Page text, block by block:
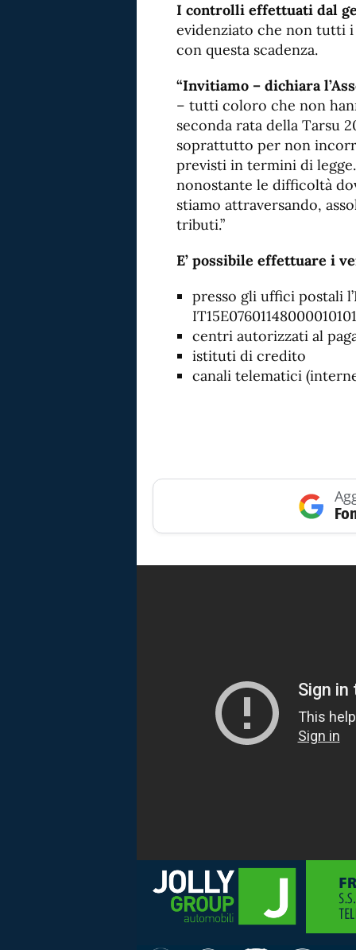
I controlli effettuati dal
evidenziato che non tutti
con questa scadenza.
“Invitiamo – dichiara
– tutti coloro che non
seconda rata della Tarsu
soprattutto per non
previsti in termini di
nonostante le difficoltà
stiamo attraversando,
tributi.”
E’ possibile effettuare i
presso gli uffici postali
centri autorizzati al
istituti di credito
canali telematici